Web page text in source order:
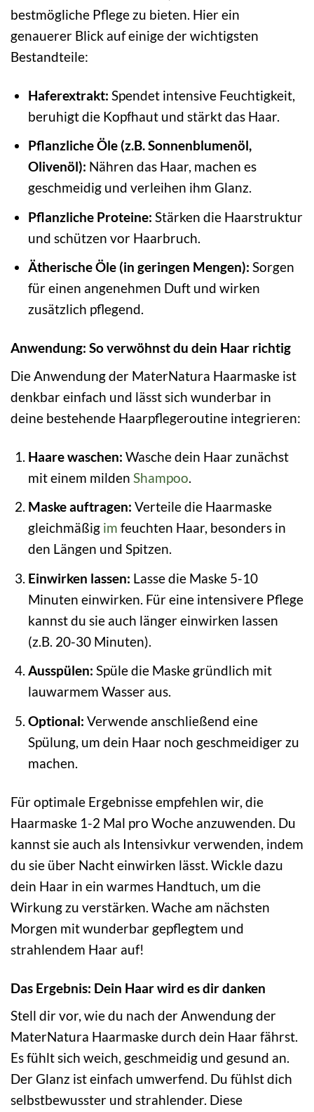
bestmögliche Pflege zu bieten. Hier ein
genauerer Blick auf einige der wichtigsten
Bestandteile:
Haferextrakt: Spendet intensive Feuchtigkeit,
beruhigt die Kopfhaut und stärkt das Haar.
Pflanzliche Öle (z.B. Sonnenblumenöl,
Olivenöl): Nähren das Haar, machen es
geschmeidig und verleihen ihm Glanz.
Pflanzliche Proteine: Stärken die Haarstruktur
und schützen vor Haarbruch.
Ätherische Öle (in geringen Mengen): Sorgen
für einen angenehmen Duft und wirken
zusätzlich pflegend.
Anwendung: So verwöhnst du dein Haar richtig
Die Anwendung der MaterNatura Haarmaske ist
denkbar einfach und lässt sich wunderbar in
deine bestehende Haarpflegeroutine integrieren:
Haare waschen: Wasche dein Haar zunächst
mit einem milden Shampoo.
Maske auftragen: Verteile die Haarmaske
gleichmäßig im feuchten Haar, besonders in
den Längen und Spitzen.
Einwirken lassen: Lasse die Maske 5-10
Minuten einwirken. Für eine intensivere Pflege
kannst du sie auch länger einwirken lassen
(z.B. 20-30 Minuten).
Ausspülen: Spüle die Maske gründlich mit
lauwarmem Wasser aus.
Optional: Verwende anschließend eine
Spülung, um dein Haar noch geschmeidiger zu
machen.
Für optimale Ergebnisse empfehlen wir, die
Haarmaske 1-2 Mal pro Woche anzuwenden. Du
kannst sie auch als Intensivkur verwenden, indem
du sie über Nacht einwirken lässt. Wickle dazu
dein Haar in ein warmes Handtuch, um die
Wirkung zu verstärken. Wache am nächsten
Morgen mit wunderbar gepflegtem und
strahlendem Haar auf!
Das Ergebnis: Dein Haar wird es dir danken
Stell dir vor, wie du nach der Anwendung der
MaterNatura Haarmaske durch dein Haar fährst.
Es fühlt sich weich, geschmeidig und gesund an.
Der Glanz ist einfach umwerfend. Du fühlst dich
selbstbewusster und strahlender. Diese